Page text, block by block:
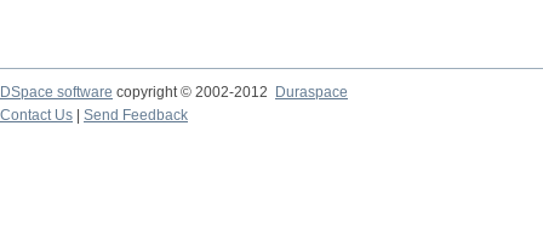
DSpace software copyright © 2002-2012
Duraspace
Contact Us
Send Feedback